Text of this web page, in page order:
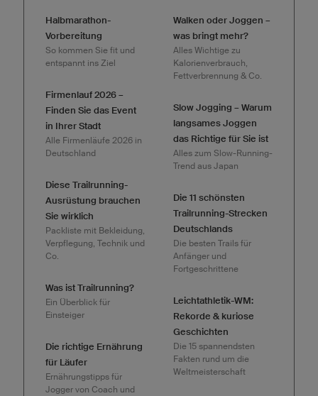
Halbmarathon-
Vorbereitung
So kommen Sie fit und
entspannt ins Ziel
Firmenlauf 2026 –
Finden Sie das Event
in Ihrer Stadt
Alle Firmenläufe 2026 in
Deutschland
Diese Trailrunning-
Ausrüstung brauchen
Sie wirklich
Packliste mit Bekleidung,
Verpflegung, Technik und
Co.
Was ist Trailrunning?
Ein Überblick für
Einsteiger
Die richtige Ernährung
für Läufer
Ernährungstipps für
Jogger von Coach und
Walken oder Joggen –
was bringt mehr?
Alles Wichtige zu
Kalorienverbrauch,
Fettverbrennung & Co.
Slow Jogging – Warum
langsames Joggen
das Richtige für Sie ist
Alles zum Slow-Running-
Trend aus Japan
Die 11 schönsten
Trailrunning-Strecken
Deutschlands
Die besten Trails für
Anfänger und
Fortgeschrittene
Leichtathletik-WM:
Rekorde & kuriose
Geschichten
Die 15 spannendsten
Fakten rund um die
Weltmeisterschaft